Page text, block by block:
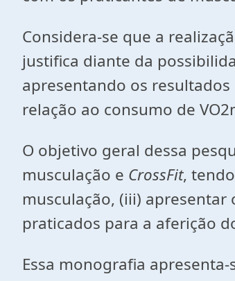
Considera-se que a
justifica diante da
apresentando os
relação ao consumo de
O objetivo geral dessa
musculação e CrossFit,
musculação, (iii)
praticados para a aferição
Essa monografia